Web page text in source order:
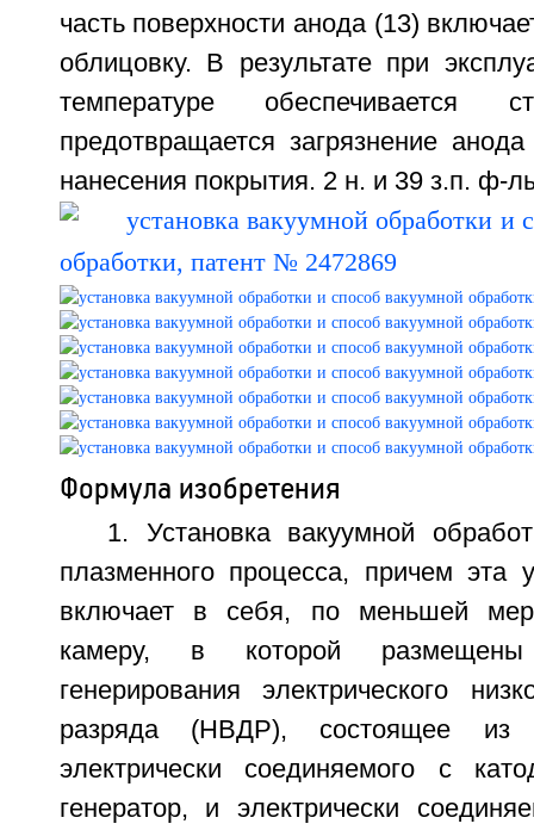
часть поверхности анода (13)
облицовку. В результате при
температуре обеспечивается
предотвращается загрязнение
нанесения покрытия. 2 н. и 39 з.п. ф-
Формула изобретения
1. Установка вакуумной
плазменного процесса, причем эта
включает в себя, по меньшей
камеру, в которой
генерирования электрического
разряда (НВДР), состоящее
электрически соединяемого с
генератор, и электрически